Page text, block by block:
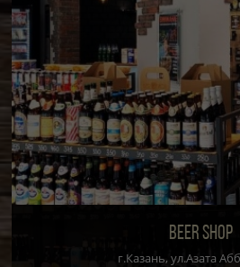
BEER SHOP
г.Казань, ул.Азата